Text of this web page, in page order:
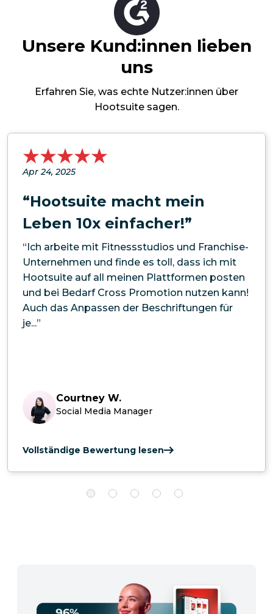
Unsere Kund:innen lieben
uns
Erfahren Sie, was echte Nutzer:innen über
Hootsuite sagen.
Apr 24, 2025
“Hootsuite macht mein
Leben 10x einfacher!”
“Ich arbeite mit Fitnessstudios und Franchise-
Unternehmen und finde es toll, dass ich mit
Hootsuite auf all meinen Plattformen posten
und bei Bedarf Cross Promotion nutzen kann!
Auch das Anpassen der Beschriftungen für
je...”
Courtney W.
Social Media Manager
Vollständige Bewertung lesen